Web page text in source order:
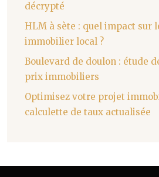
décrypté
HLM à sète : quel impact sur
immobilier local ?
Boulevard de doulon : étude
prix immobiliers
Optimisez votre projet
calculette de taux actualisée